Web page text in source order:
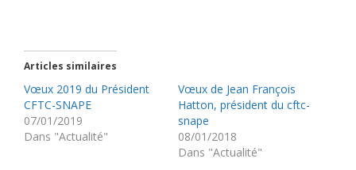
Articles similaires
Vœux 2019 du Président
CFTC-SNAPE
07/01/2019
Dans "Actualité"
Vœux de Jean François
Hatton, président du cftc-
snape
08/01/2018
Dans "Actualité"